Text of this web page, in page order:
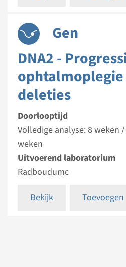
Gen
DNA2 -
deleties
Doorlooptijd
Volledige analyse: 8 weken
weken
Uitvoerend laboratorium
Radboudumc
Bekijk
Toevoegen